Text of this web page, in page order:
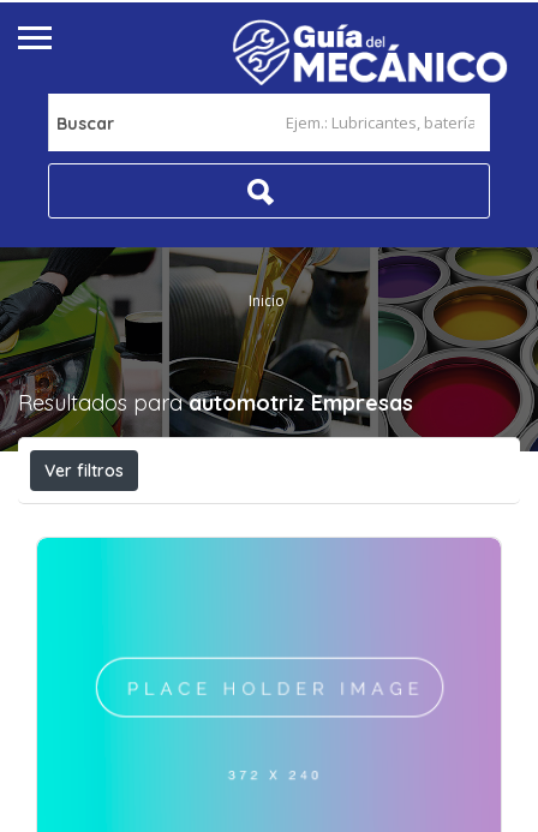
Buscar
Inicio
Resultados paraautomotriz Empresas
Ver filtros